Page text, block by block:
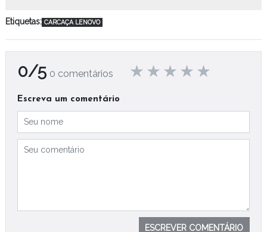
Etiquetas: CARCAÇA LENOVO
0/5 0 comentários
Escreva um comentário
ESCREVER COMENTÁRIO